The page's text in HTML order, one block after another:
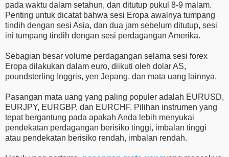
pada waktu dalam setahun, dan ditutup pukul 8-9 malam.
Penting untuk dicatat bahwa sesi Eropa awalnya tumpang
tindih dengan sesi Asia, dan dua jam sebelum ditutup, sesi
ini tumpang tindih dengan sesi perdagangan Amerika.
Sebagian besar volume perdagangan selama sesi forex
Eropa dilakukan dalam euro, diikuti oleh dolar AS,
poundsterling Inggris, yen Jepang, dan mata uang lainnya.
Pasangan mata uang yang paling populer adalah EURUSD,
EURJPY, EURGBP, dan EURCHF. Pilihan instrumen yang
tepat bergantung pada apakah Anda lebih menyukai
pendekatan perdagangan berisiko tinggi, imbalan tinggi
atau pendekatan berisiko rendah, imbalan rendah.